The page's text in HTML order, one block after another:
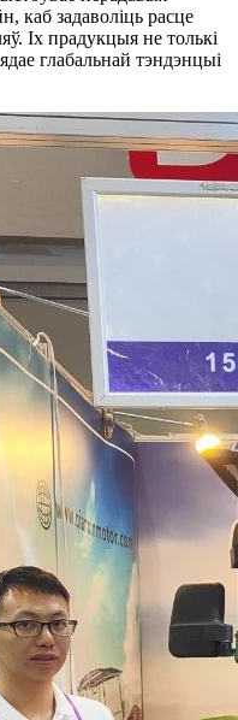
каб задаволіць расце
Іх прадукцыя не толькі
глабальнай тэндэнцыі